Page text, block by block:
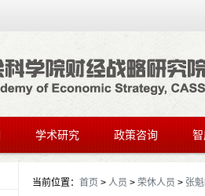
学术研究 政策咨询
当前位置： 首页 > 人员 > 荣休人员 > 张